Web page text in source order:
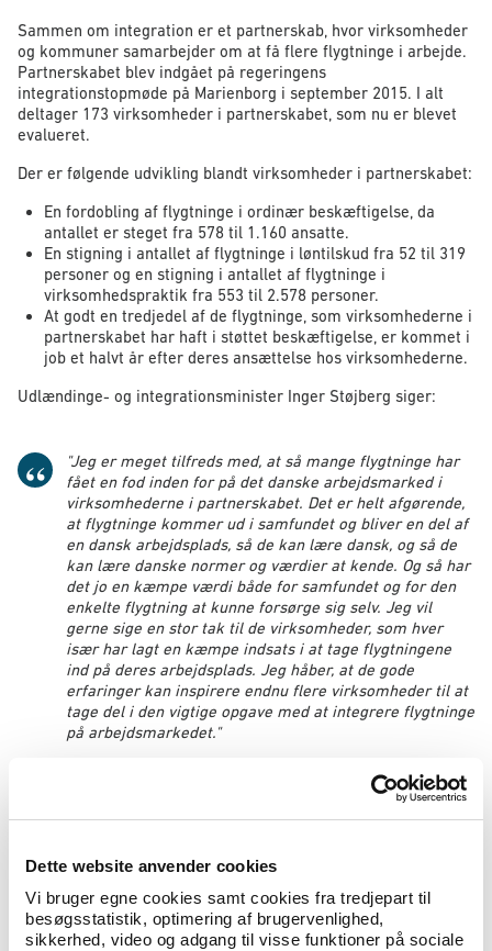
Dette website anvender cookies
Vi bruger egne cookies samt cookies fra tredjepart til
besøgsstatistik, optimering af brugervenlighed,
sikkerhed, video og adgang til visse funktioner på sociale
Sammen om integration er et partnerskab, hvor virksomheder
og kommuner samarbejder om at få flere flygtninge i arbejde.
Partnerskabet blev indgået på regeringens
integrationstopmøde på Marienborg i september 2015. I alt
deltager 173 virksomheder i partnerskabet, som nu er blevet
evalueret.
Der er følgende udvikling blandt virksomheder i partnerskabet:
En fordobling af flygtninge i ordinær beskæftigelse, da
antallet er steget fra 578 til 1.160 ansatte.
En stigning i antallet af flygtninge i løntilskud fra 52 til 319
personer og en stigning i antallet af flygtninge i
virksomhedspraktik fra 553 til 2.578 personer.
At godt en tredjedel af de flygtninge, som virksomhederne i
partnerskabet har haft i støttet beskæftigelse, er kommet i
job et halvt år efter deres ansættelse hos virksomhederne.
Udlændinge- og integrationsminister Inger Støjberg siger:
"Jeg er meget tilfreds med, at så mange flygtninge har
fået en fod inden for på det danske arbejdsmarked i
virksomhederne i partnerskabet. Det er helt afgørende,
at flygtninge kommer ud i samfundet og bliver en del af
en dansk arbejdsplads, så de kan lære dansk, og så de
kan lære danske normer og værdier at kende. Og så har
det jo en kæmpe værdi både for samfundet og for den
enkelte flygtning at kunne forsørge sig selv. Jeg vil
gerne sige en stor tak til de virksomheder, som hver
især har lagt en kæmpe indsats i at tage flygtningene
ind på deres arbejdsplads. Jeg håber, at de gode
erfaringer kan inspirere endnu flere virksomheder til at
tage del i den vigtige opgave med at integrere flygtninge
på arbejdsmarkedet."
familiesammenførte stigende. I dag er 38 pct. af flygtninge og
Danmark mod 21 pct. da regeringen trådte til.
Beskæftigelsesminister Troels Lund Poulsen siger: